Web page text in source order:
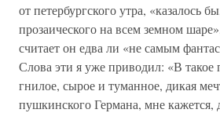
от петербургского утра, «казалось
прозаического на всем земном
считает он едва ли «не самым
Слова эти я уже приводил: «В такое
гнилое, сырое и туманное, дикая
пушкинского Германа, мне кажется,